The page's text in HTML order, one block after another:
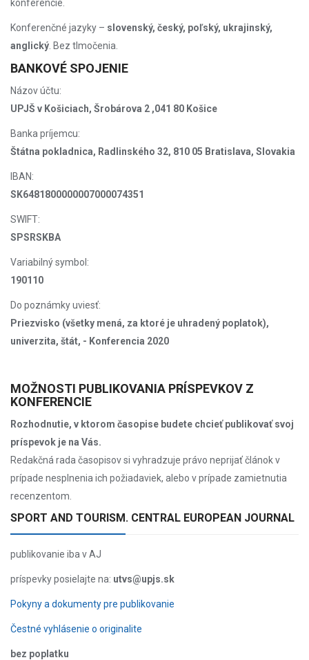
konferencie.
Konferenčné jazyky – slovenský, český, poľský, ukrajinský,
anglický . Bez tlmočenia.
BANKOVÉ SPOJENIE
Názov účtu:
UPJŠ v Košiciach, Šrobárova 2 ,041 80 Košice
Banka príjemcu:
Štátna pokladnica, Radlinského 32, 810 05 Bratislava, Slovakia
IBAN:
SK6481800000007000074351
SWIFT:
SPSRSKBA
Variabilný symbol:
190110
Do poznámky uviesť:
Priezvisko (všetky mená, za ktoré je uhradený poplatok),
univerzita, štát, - Konferencia 2020
MOŽNOSTI PUBLIKOVANIA PRÍSPEVKOV Z
KONFERENCIE
Rozhodnutie, v ktorom časopise budete chcieť publikovať svoj
príspevok je na Vás.
Redakčná rada časopisov si vyhradzuje právo neprijať článok v
prípade nesplnenia ich požiadaviek, alebo v prípade zamietnutia
recenzentom.
SPORT AND TOURISM. CENTRAL EUROPEAN JOURNAL
publikovanie iba v AJ
príspevky posielajte na: utvs@upjs.sk
Pokyny a dokumenty pre publikovanie
Čestné vyhlásenie o originalite
bez poplatku